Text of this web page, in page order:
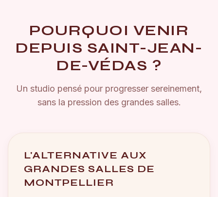
POURQUOI VENIR
DEPUIS SAINT-JEAN-
DE-VÉDAS ?
Un studio pensé pour progresser sereinement,
sans la pression des grandes salles.
L'ALTERNATIVE AUX
GRANDES SALLES DE
MONTPELLIER